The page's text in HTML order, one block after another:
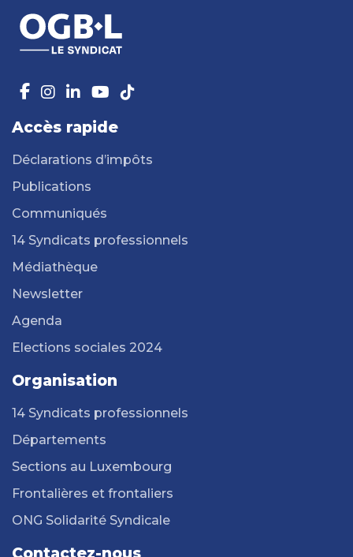
Accès rapide
Déclarations d’impôts
Publications
Communiqués
14 Syndicats professionnels
Médiathèque
Newsletter
Agenda
Elections sociales 2024
Organisation
14 Syndicats professionnels
Départements
Sections au Luxembourg
Frontalières et frontaliers
ONG Solidarité Syndicale
Contactez-nous